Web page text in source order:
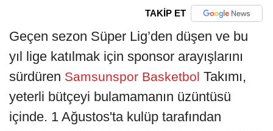
TAKİP ET
Geçen sezon Süper Lig’den düşen ve bu
yıl lige katılmak için sponsor arayışlarını
sürdüren Samsunspor Basketbol Takımı,
yeterli bütçeyi bulamamanın üzüntüsü
içinde. 1 Ağustos'ta kulüp tarafından